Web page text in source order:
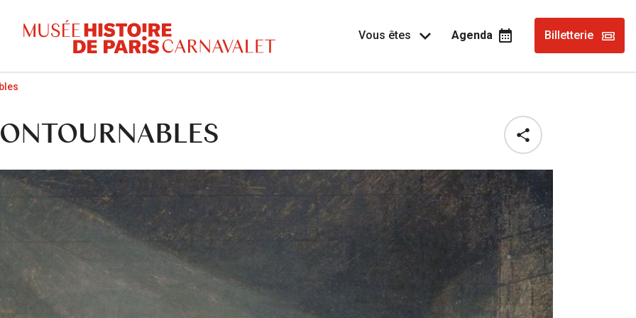
Vous êtes Agenda Billetterie
Share